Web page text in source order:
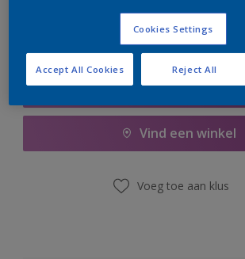
Boodschappenlijst
Vind een winkel
Voeg toe aan klus
Cookies Settings
Reject All
Accept All Cookies